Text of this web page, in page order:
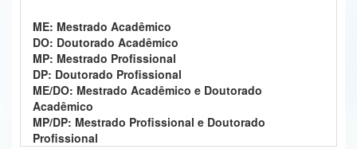
Secretaria de Governo
Gabinete de Segurança Institucional
Advocacia-Geral da União
Banco Central do Brasil
ME: Mestrado Acadêmico
DO: Doutorado Acadêmico
MP: Mestrado Profissional
DP: Doutorado Profissional
ME/DO: Mestrado Acadêmico e Doutorado
Acadêmico
MP/DP: Mestrado Profissional e Doutorado
Profissional